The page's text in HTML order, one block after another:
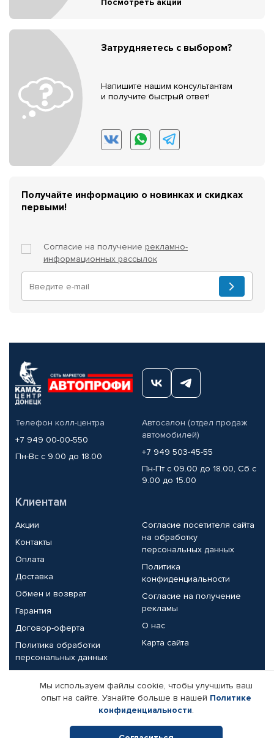
Затрудняетесь с выбором?
Напишите нашим консультантам
и получите быстрый ответ!
Получайте информацию о новинках и скидках
первыми!
Согласие на получение рекламно-
информационных рассылок
Телефон колл-центра
+7 949 00-00-550
Пн-Вс с 9.00 до 18.00
Автосалон (отдел продаж
автомобилей)
+7 949 503-45-55
Пн-Пт с 09.00 до 18.00, Сб с
9.00 до 15.00
Клиентам
Акции
Контакты
Оплата
Доставка
Обмен и возврат
Гарантия
Договор-оферта
Политика обработки
персональных данных
Согласие посетителя сайта
на обработку
персональных данных
Политика
конфиденциальности
Согласие на получение
рекламы
О нас
Карта сайта
Партнерам
Корпоративным клиентам
Поставщикам
Реквизиты компании
Мы используем файлы cookie, чтобы улучшить ваш
опыт на сайте. Узнайте больше в нашей Политике
конфиденциальности.